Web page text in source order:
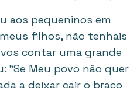
aos pequeninos em
filhos, não tenhais
contar uma grande
“Se Meu povo não quer
a deixar cair o braço